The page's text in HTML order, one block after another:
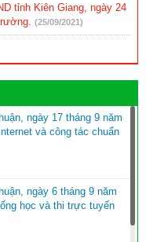
tỉnh Kiên Giang, ngày 24
(25/09/2021)
ngày 17 tháng 9 năm
và công tác chuẩn
ngày 6 tháng 9 năm
học và thi trực tuyến